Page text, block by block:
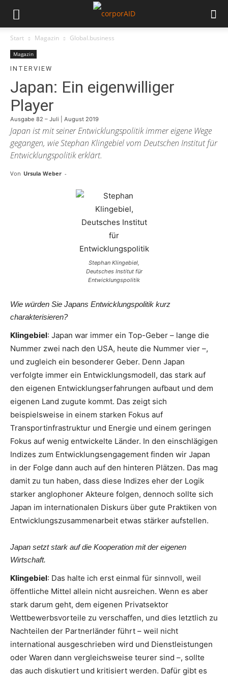
Start Magazin Global.business
Magazin
INTERVIEW
Japan: Ein eigenwilliger
Player
Ausgabe 82 – Juli | August 2019
Japan ist mit seiner Entwicklungspolitik immer eigene Wege
gegangen, wie Stephan Klingebiel vom Deutschen Institut für
Entwicklungspolitik erklärt.
Von Ursula Weber -
Stephan Klingebiel,
Deutsches Institut für
Entwicklungspolitik
Wie würden Sie Japans Entwicklungspolitik kurz
charakterisieren?
Klingebiel: Japan war immer ein Top-Geber – lange die
Nummer zwei nach den USA, heute die Nummer vier –,
und zugleich ein besonderer Geber. Denn Japan
verfolgte immer ein Entwicklungsmodell, das stark auf
den eigenen Entwicklungserfahrungen aufbaut und dem
eigenen Land zugute kommt. Das zeigt sich
beispielsweise in einem starken Fokus auf
Transportinfrastruktur und Energie und einem geringen
Fokus auf wenig entwickelte Länder. In den einschlägigen
Indizes zum Entwicklungsengagement finden wir Japan
in der Folge dann auch auf den hinteren Plätzen. Das mag
damit zu tun haben, dass diese Indizes eher der Logik
starker anglophoner Akteure folgen, dennoch sollte sich
Japan im internationalen Diskurs über gute Praktiken von
Entwicklungszusammenarbeit etwas stärker aufstellen.
Japan setzt stark auf die Kooperation mit der eigenen
Wirtschaft.
Klingebiel: Das halte ich erst einmal für sinnvoll, weil
öffentliche Mittel allein nicht ausreichen. Wenn es aber
stark darum geht, dem eigenen Privatsektor
Wettbewerbsvorteile zu verschaffen, und dies letztlich zu
Nachteilen der Partnerländer führt – weil nicht
international ausgeschrieben wird und Dienstleistungen
oder Waren dann vergleichsweise teurer sind –, sollte
das auch diskutiert und kritisiert werden. Dafür gibt es